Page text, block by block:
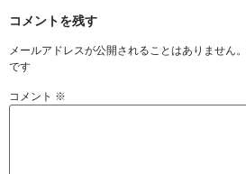
コメントを残す
メールアドレスが公開されることはありません。
です
コメント ※